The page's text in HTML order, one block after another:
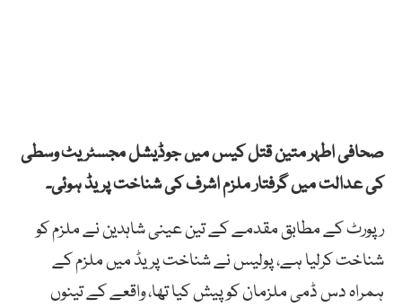
صحافیاطہرمتینقتلکیس میںجوڈیشلمجسٹریٹوسطی
کیعدالتمیںگرفتارملزماشرفکیشناختپریڈ ہوئی۔
رپورٹ کے مطابق مقدمےکےتینعینیشاہدیننےملزمکو
شناختکرلیا ہے، پولیسنےشناختپریڈمیںملزمکے
ہمراہدسڈمیملزمانکوپیشکیاتھا، واقعےکےتینوں